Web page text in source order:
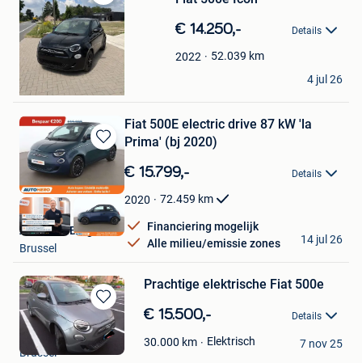
Bewaren
in
Mijn
Favorieten
€ 14.250,- Details
2022 52.039 km
Maria Peeters
Kasterlee
4 jul 26
Bewaren
in
Favorieten
Fiat 500E electric drive 87 kW 'la
Prima' (bj 2020)
€ 15.799,- Details
2020 72.459 km
Financiering mogelijk
Alle milieu/emissie zones
Autohero België
Brussel
14 jul 26
Bewaren
in
Mijn
Favorieten
Prachtige elektrische Fiat 500e
€ 15.500,- Details
30.000 km Elektrisch
Gio
Brussel
7 nov 25